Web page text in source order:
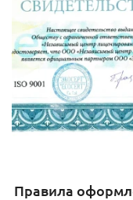
Правила